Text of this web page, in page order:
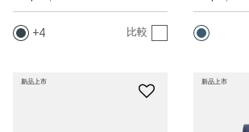
4 比較
新品上市 新品上市